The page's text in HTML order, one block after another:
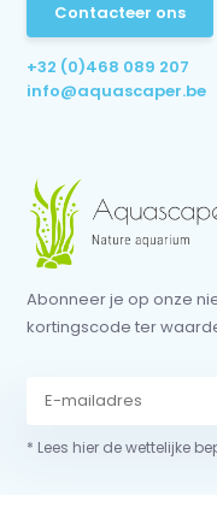
Contacteer ons
+32 (0)468 089 207
info@aquascaper.be
Abonneer je op onze
kortingscode ter
* Lees hier de wettelijke